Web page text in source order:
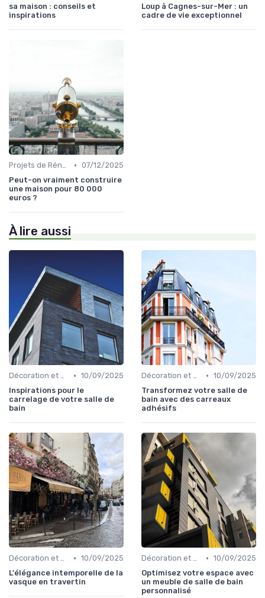
sa maison : conseils et
inspirations
Loup à Cagnes-sur-Mer : un
cadre de vie exceptionnel
Projets de Rénovation • 07/12/2025
Peut-on vraiment construire
une maison pour 80 000
euros ?
À lire aussi
Décoration et Design d'Intérieur • 10/09/2025
Inspirations pour le
carrelage de votre salle de
bain
Décoration et Design d'Intérieur • 10/09/2025
Transformez votre salle de
bain avec des carreaux
adhésifs
Décoration et Design d'Intérieur • 10/09/2025
L'élégance intemporelle de la
vasque en travertin
Décoration et Design d'Intérieur • 10/09/2025
Optimisez votre espace avec
un meuble de salle de bain
personnalisé